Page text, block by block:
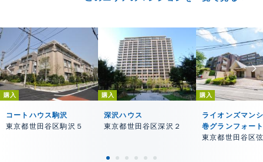
購入
コートハウス駒沢
東京都世田谷区駒沢５
購入
深沢ハウス
東京都世田谷区深沢２
購入
ライオンズマン
巻グランフォー
東京都世田谷区